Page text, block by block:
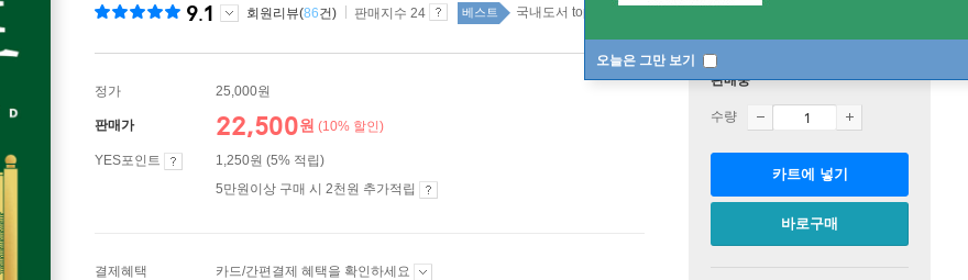
오늘은 그만 보기
9.1 회원리뷰(86건) 판매지수 24 베스트 국내도서 top100 7주
정가 25,000원
판매가 22,500원 (10% 할인)
YES포인트
1,250원 (5% 적립)
5만원이상 구매 시 2천원 추가적립
결제혜택 카드/간편결제 혜택을 확인하세요
판매중
수량
카트에 넣기
바로구매